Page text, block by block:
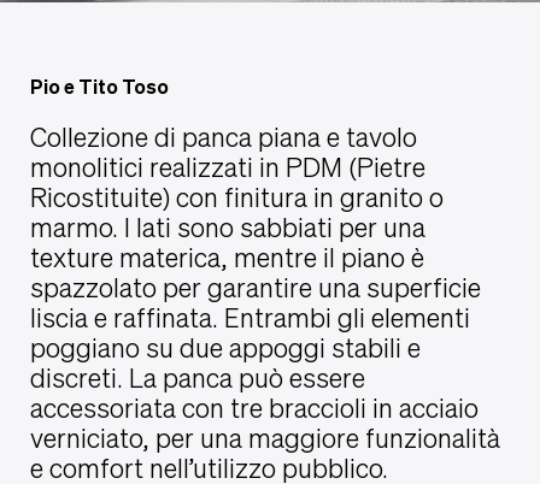
Pio e Tito Toso
Collezione di panca piana e tavolo
monolitici realizzati in PDM (Pietre
Ricostituite) con finitura in granito o
marmo. I lati sono sabbiati per una
texture materica, mentre il piano è
spazzolato per garantire una superficie
liscia e raffinata. Entrambi gli elementi
poggiano su due appoggi stabili e
discreti. La panca può essere
accessoriata con tre braccioli in acciaio
verniciato, per una maggiore funzionalità
e comfort nell’utilizzo pubblico.